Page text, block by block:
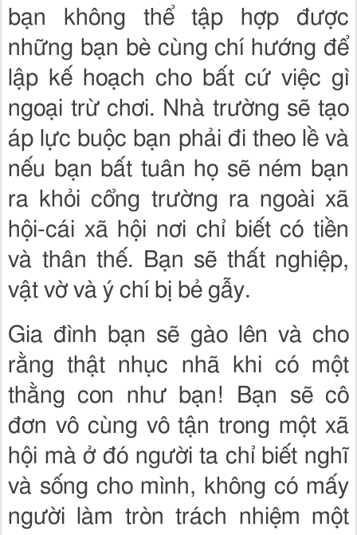
bạn không thể tập hợp được
những bạn bè cùng chí hướng để
lập kế hoạch cho bất cứ việc gì
ngoại trừ chơi. Nhà trường sẽ tạo
áp lực buộc bạn phải đi theo lề và
nếu bạn bất tuân họ sẽ ném bạn
ra khỏi cổng trường ra ngoài xã
hội-cái xã hội nơi chỉ biết có tiền
và thân thế. Bạn sẽ thất nghiệp,
vật vờ và ý chí bị bẻ gẫy.
Gia đình bạn sẽ gào lên và cho
rằng thật nhục nhã khi có một
thằng con như bạn! Bạn sẽ cô
đơn vô cùng vô tận trong một xã
hội mà ở đó người ta chỉ biết nghĩ
và sống cho mình, không có mấy
người làm tròn trách nhiệm một